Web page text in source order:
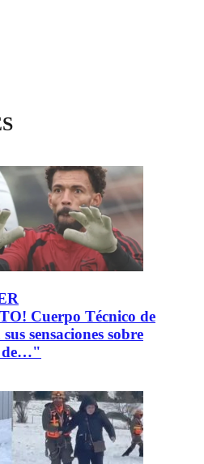
Cuerpo Técnico de
sensaciones sobre
de…"